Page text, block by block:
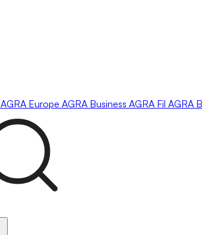
AGRA Europe AGRA Business AGRA Fil AGRA